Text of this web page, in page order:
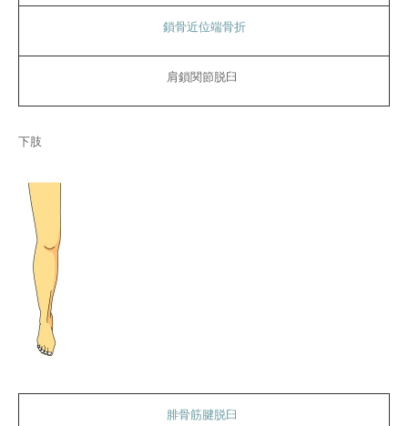
鎖骨近位端骨折
肩鎖関節脱臼
下肢
腓骨筋腱脱臼